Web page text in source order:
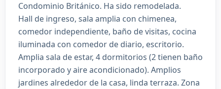
Condominio Británico. Ha sido remodelada.
Hall de ingreso, sala amplia con chimenea,
comedor independiente, baño de visitas, cocina
iluminada con comedor de diario, escritorio.
Amplia sala de estar, 4 dormitorios (2 tienen baño
incorporado y aire acondicionado). Amplios
jardines alrededor de la casa, linda terraza. Zona